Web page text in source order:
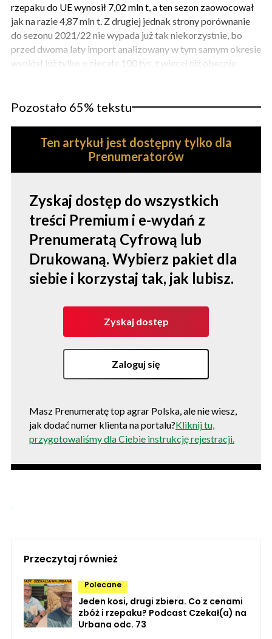
rzepaku do UE wynosił 7,02 mln t, a ten sezon zaowocował
jak na razie 4,87 mln t. Z drugiej jednak strony porównanie
do sezonu 2021/22 nie wypada już tak niekorzystnie, bo
przed dwoma laty import analizowany w tym samym okresie
wyniósł już tylko o niecałe 100 tys. t więcej niż obecnie.
Pozostało 65% tekstu
Ten artykuł jest dostępny tylko dla
Prenumeratorów
Zyskaj dostęp do wszystkich
treści Premium i e-wydań z
Prenumeratą Cyfrową lub
Drukowaną. Wybierz pakiet dla
siebie i korzystaj tak, jak lubisz.
Zyskaj dostęp
Zaloguj się
Masz Prenumeratę top agrar Polska, ale nie wiesz,
jak dodać numer klienta na portalu?Kliknij tu,
przygotowaliśmy dla Ciebie instrukcję rejestracji.
Przeczytaj również
Polecane
Jeden kosi, drugi zbiera. Co z cenami
zbóż i rzepaku? Podcast Czekał(a) na
Urbana odc. 73